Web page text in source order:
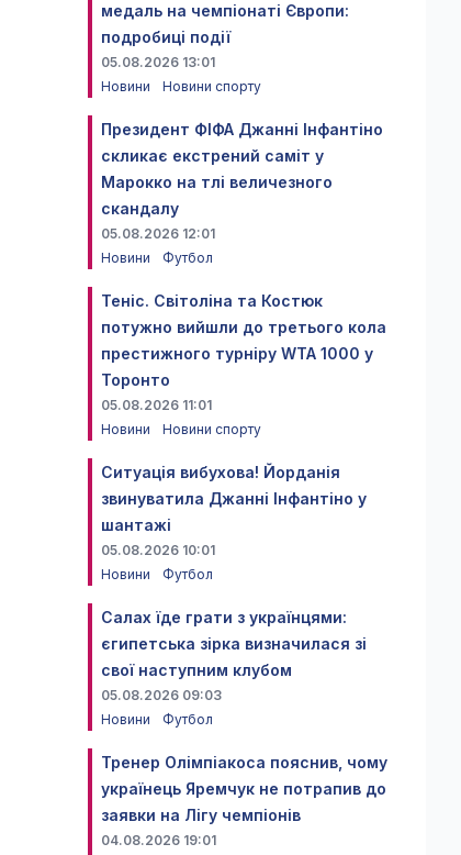
медаль на чемпіонаті Європи:
подробиці події
05.08.2026 13:01
Новини
Новини спорту
Президент ФІФА Джанні Інфантіно
скликає екстрений саміт у
Марокко на тлі величезного
скандалу
05.08.2026 12:01
Новини
Футбол
Теніс. Світоліна та Костюк
потужно вийшли до третього кола
престижного турніру WTA 1000 у
Торонто
05.08.2026 11:01
Новини
Новини спорту
Ситуація вибухова! Йорданія
звинуватила Джанні Інфантіно у
шантажі
05.08.2026 10:01
Новини
Футбол
Салах їде грати з українцями:
єгипетська зірка визначилася зі
свої наступним клубом
05.08.2026 09:03
Новини
Футбол
Тренер Олімпіакоса пояснив, чому
українець Яремчук не потрапив до
заявки на Лігу чемпіонів
04.08.2026 19:01